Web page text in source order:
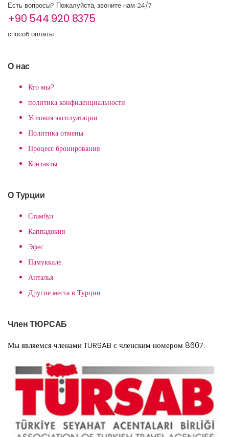
Есть вопросы? Пожалуйста, звоните нам 24/7
+90 544 920 8375
способ оплаты
О нас
Кто мы?
политика конфиденциальности
Условия эксплуатации
Политика отмены
Процесс бронирования
Контакты
О Турции
Стамбул
Каппадокия
Эфес
Памуккале
Анталья
Другие места в Турции
Член ТЮРСАБ
Мы являемся членами TURSAB с членским номером 8607.